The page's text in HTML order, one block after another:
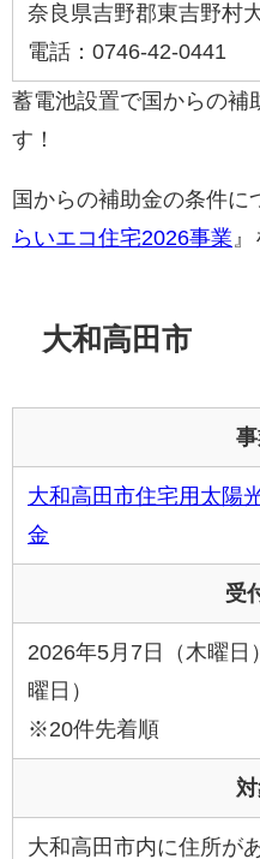
奈良県吉野郡東吉野村
電話：0746-42-0441
蓄電池設置で国からの補
す！
国からの補助金の条件に
らいエコ住宅2026事業
大和高田市
大和高田市住宅用太陽
金
受
2026年5月7日（木曜日
曜日）
※20件先着順
大和高田市内に住所が